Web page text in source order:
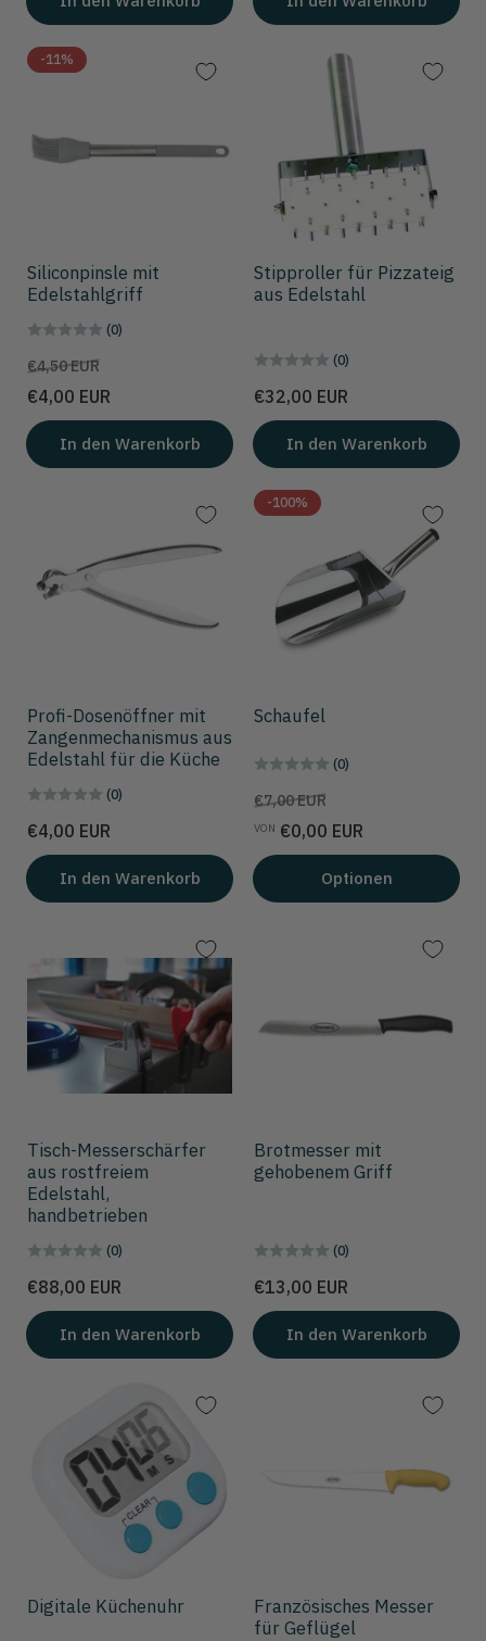
-11%
Siliconpinsle mit
Edelstahlgriff
(0)
Preis
€4,50 EUR
€4,00 EUR
In den Warenkorb
Stipproller für Pizzateig
aus Edelstahl
(0)
Preis
€32,00 EUR
In den Warenkorb
Profi-Dosenöffner mit
Zangenmechanismus aus
Edelstahl für die Küche
(0)
Preis
€4,00 EUR
In den Warenkorb
-100%
Schaufel
(0)
Preis
€7,00 EUR
VON €0,00 EUR
Optionen
Tisch-Messerschärfer
aus rostfreiem
Edelstahl,
handbetrieben
(0)
Preis
€88,00 EUR
In den Warenkorb
Brotmesser mit
gehobenem Griff
(0)
Preis
€13,00 EUR
In den Warenkorb
Digitale Küchenuhr
Französisches Messer
für Geflügel